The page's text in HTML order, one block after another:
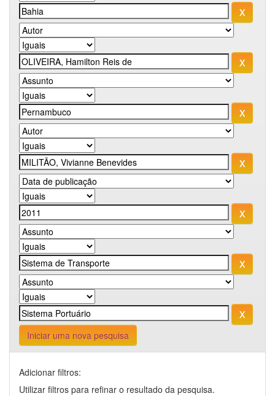
Iniciar uma nova pesquisa
Adicionar filtros:
Utilizar filtros para refinar o resultado da pesquisa.